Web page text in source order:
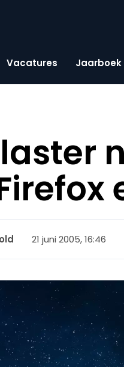
Vacatures Jaarboek
21 juni 2005, 16:46